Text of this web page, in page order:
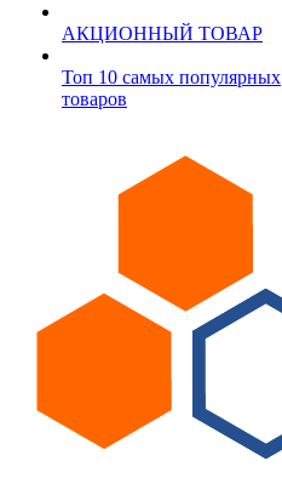
АКЦИОННЫЙ ТОВАР
Топ 10 самых популярных
товаров